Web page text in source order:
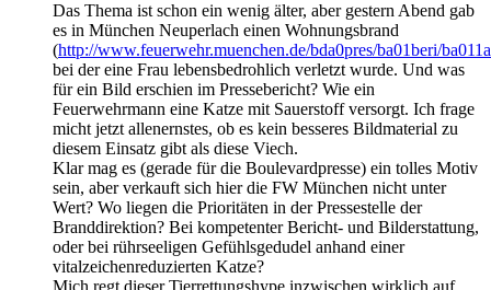
Das Thema ist schon ein wenig älter, aber gestern Abend gab
es in München Neuperlach einen Wohnungsbrand
(http://www.feuerwehr.muenchen.de/bda0pres/ba01beri/
bei der eine Frau lebensbedrohlich verletzt wurde. Und was
für ein Bild erschien im Pressebericht? Wie ein
Feuerwehrmann eine Katze mit Sauerstoff versorgt. Ich frage
micht jetzt allenernstes, ob es kein besseres Bildmaterial zu
diesem Einsatz gibt als diese Viech.
Klar mag es (gerade für die Boulevardpresse) ein tolles Motiv
sein, aber verkauft sich hier die FW München nicht unter
Wert? Wo liegen die Prioritäten in der Pressestelle der
Branddirektion? Bei kompetenter Bericht- und Bilderstattung,
oder bei rührseeligen Gefühlsgedudel anhand einer
vitalzeichenreduzierten Katze?
Mich regt dieser Tierrettungshype inzwischen wirklich auf.